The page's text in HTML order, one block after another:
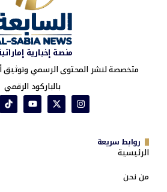
منصة إخبارية
متخصصة لنشر المحتوى الرسمي وتوثيق
بالباركود الرقمي
روابط سريعة
الرئيسية
من نحن